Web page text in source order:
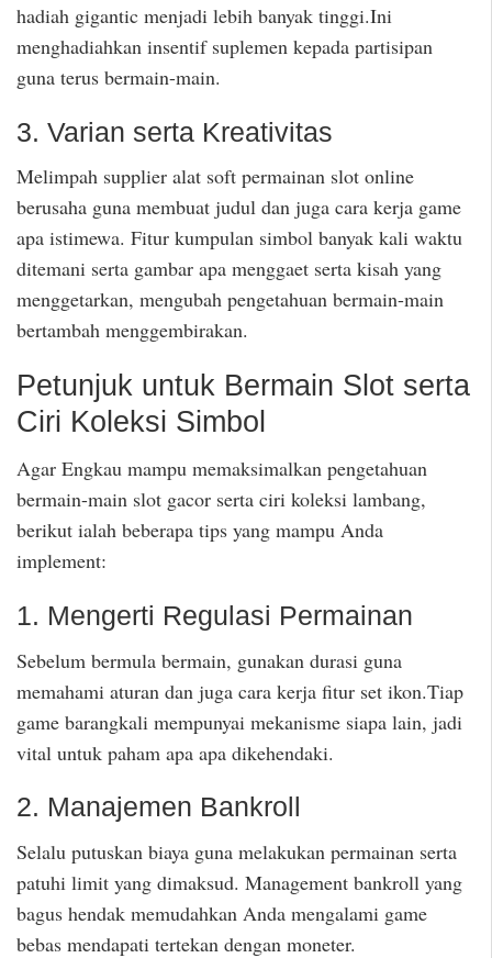
hadiah gigantic menjadi lebih banyak tinggi.Ini
menghadiahkan insentif suplemen kepada partisipan
guna terus bermain-main.
3. Varian serta Kreativitas
Melimpah supplier alat soft permainan slot online
berusaha guna membuat judul dan juga cara kerja game
apa istimewa. Fitur kumpulan simbol banyak kali waktu
ditemani serta gambar apa menggaet serta kisah yang
menggetarkan, mengubah pengetahuan bermain-main
bertambah menggembirakan.
Petunjuk untuk Bermain Slot serta
Ciri Koleksi Simbol
Agar Engkau mampu memaksimalkan pengetahuan
bermain-main slot gacor serta ciri koleksi lambang,
berikut ialah beberapa tips yang mampu Anda
implement:
1. Mengerti Regulasi Permainan
Sebelum bermula bermain, gunakan durasi guna
memahami aturan dan juga cara kerja fitur set ikon.Tiap
game barangkali mempunyai mekanisme siapa lain, jadi
vital untuk paham apa apa dikehendaki.
2. Manajemen Bankroll
Selalu putuskan biaya guna melakukan permainan serta
patuhi limit yang dimaksud. Management bankroll yang
bagus hendak memudahkan Anda mengalami game
bebas mendapati tertekan dengan moneter.